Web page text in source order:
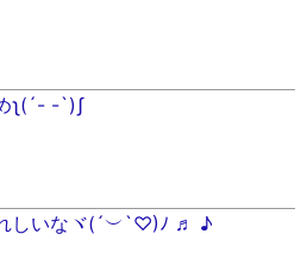
ʅ(´- -`)ʃ
しいなヾ(´︶`♡)ﾉ ♬ ♪